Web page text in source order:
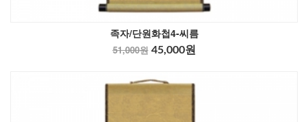
족자/단원화첩4-씨름
51,000원 45,000원